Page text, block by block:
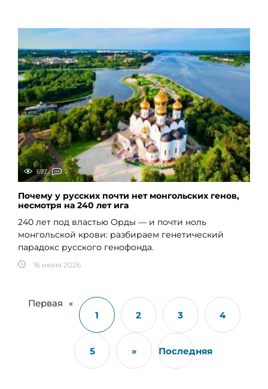
697 2
Почему у русских почти нет монгольских генов,
несмотря на 240 лет ига
240 лет под властью Орды — и почти ноль
монгольской крови: разбираем генетический
парадокс русского генофонда.
16 июня 2026
Первая
«
1
2 3 4
5 » Последняя